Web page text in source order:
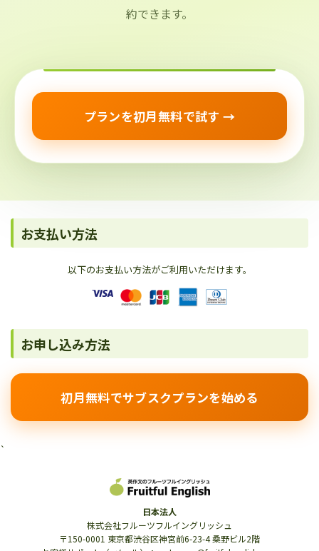
約できます。
プランを初月無料で試す →
お支払い方法
以下のお支払い方法がご利用いただけます。
お申し込み方法
初月無料でサブスクプランを始める
`
日本法人
株式会社フルーツフルイングリッシュ
〒150-0001 東京都渋谷区神宮前6-23-4 桑野ビル2階